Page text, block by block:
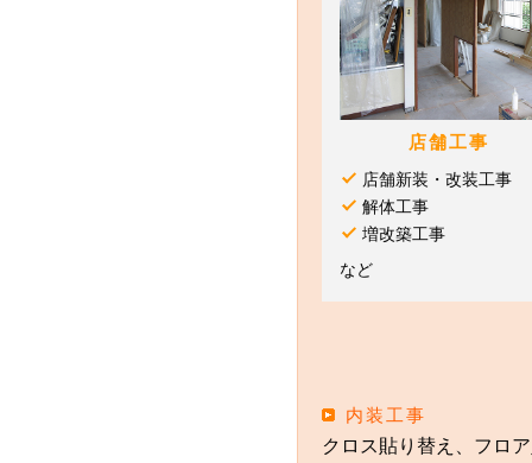
店舗工事
店舗新装・改装工事
解体工事
増改築工事
など
内装工事
クロス貼り替え、フロ